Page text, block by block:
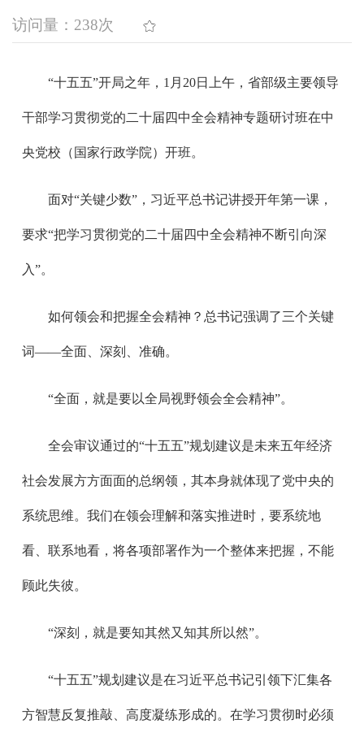
访问量： 238次
“十五五”开局之年，1月20日上午，省部级主要领导
干部学习贯彻党的二十届四中全会精神专题研讨班在中
央党校（国家行政学院）开班。
面对“关键少数”，习近平总书记讲授开年第一课，
要求“把学习贯彻党的二十届四中全会精神不断引向深
入”。
如何领会和把握全会精神？总书记强调了三个关键
词——全面、深刻、准确。
“全面，就是要以全局视野领会全会精神”。
全会审议通过的“十五五”规划建议是未来五年经济
社会发展方方面面的总纲领，其本身就体现了党中央的
系统思维。我们在领会理解和落实推进时，要系统地
看、联系地看，将各项部署作为一个整体来把握，不能
顾此失彼。
“深刻，就是要知其然又知其所以然”。
“十五五”规划建议是在习近平总书记引领下汇集各
方智慧反复推敲、高度凝练形成的。在学习贯彻时必须